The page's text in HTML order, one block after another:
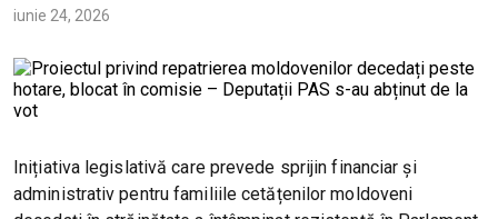
iunie 24, 2026
Inițiativa legislativă care prevede sprijin financiar și
administrativ pentru familiile cetățenilor moldoveni